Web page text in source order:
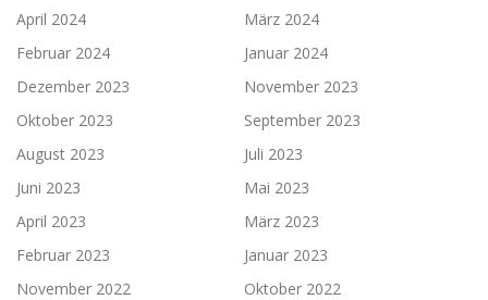
April 2024
März 2024
Februar 2024
Januar 2024
Dezember 2023
November 2023
Oktober 2023
September 2023
August 2023
Juli 2023
Juni 2023
Mai 2023
April 2023
März 2023
Februar 2023
Januar 2023
November 2022
Oktober 2022